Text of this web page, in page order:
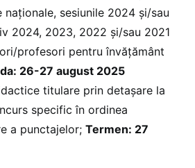
naționale, sesiunile 2024 și/sau
2024, 2023, 2022 și/sau 2021
profesori pentru învățământ
26-27 august 2025
titulare prin detașare la
specific în ordinea
a punctajelor; Termen: 27